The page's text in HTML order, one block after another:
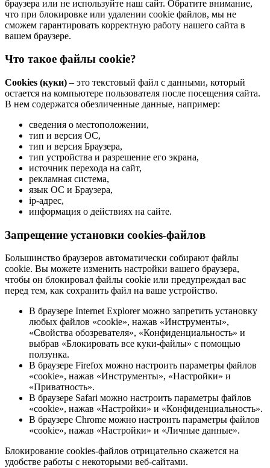
браузера или не используйте наш сайт. Обратите внимание,
что при блокировке или удалении cookie файлов, мы не
сможем гарантировать корректную работу нашего сайта в
вашем браузере.
Что такое файлы cookie?
Cookies (куки) – это текстовый файл с данными, который
остается на компьютере пользователя после посещения сайта.
В нем содержатся обезличенные данные, например:
сведения о местоположении,
тип и версия ОС,
тип и версия Браузера,
тип устройства и разрешение его экрана,
источник перехода на сайт,
рекламная система,
язык ОС и Браузера,
ip-адрес,
информация о действиях на сайте.
Запрещение установки cookies-файлов
Большинство браузеров автоматически собирают файлы
cookie. Вы можете изменить настройки вашего браузера,
чтобы он блокировал файлы cookie или предупреждал вас
перед тем, как сохранить файл на ваше устройство.
В браузере Internet Explorer можно запретить установку
любых файлов «cookie», нажав «Инструменты»,
«Свойства обозревателя», «Конфиденциальность» и
выбрав «Блокировать все куки-файлы» с помощью
ползунка.
В браузере Firefox можно настроить параметры файлов
«cookie», нажав «Инструменты», «Настройки» и
«Приватность».
В браузере Safari можно настроить параметры файлов
«cookie», нажав «Настройки» и «Конфиденциальность».
В браузере Chrome можно настроить параметры файлов
«cookie», нажав «Настройки» и «Личные данные».
Блокирование cookies-файлов отрицательно скажется на
удобстве работы с некоторыми веб-сайтами.